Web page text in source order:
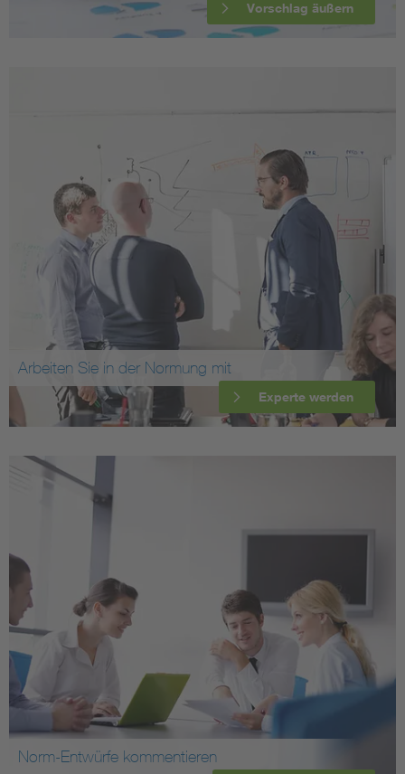
Vorschlag äußern
Arbeiten Sie in der Normung mit
Experte werden
Norm-Entwürfe kommentieren